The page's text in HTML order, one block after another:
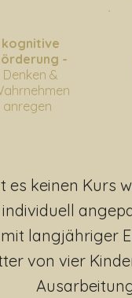
kognitive
-
Denken &
anregen
keinen Kurs
langjähriger
von vier